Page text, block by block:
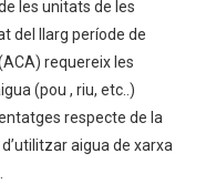
les unitats de les
del llarg període de
requereix les
(pou , riu, etc..)
respecte de la
aigua de xarxa